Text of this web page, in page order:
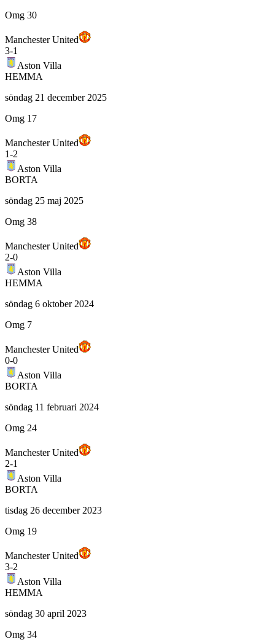
Omg 30
Manchester United
3-1
Aston Villa
HEMMA
söndag 21 december 2025
Omg 17
Manchester United
1-2
Aston Villa
BORTA
söndag 25 maj 2025
Omg 38
Manchester United
2-0
Aston Villa
HEMMA
söndag 6 oktober 2024
Omg 7
Manchester United
0-0
Aston Villa
BORTA
söndag 11 februari 2024
Omg 24
Manchester United
2-1
Aston Villa
BORTA
tisdag 26 december 2023
Omg 19
Manchester United
3-2
Aston Villa
HEMMA
söndag 30 april 2023
Omg 34